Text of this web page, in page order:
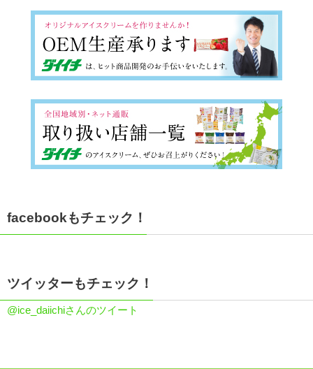
facebookもチェック！
ツイッターもチェック！
@ice_daiichiさんのツイート